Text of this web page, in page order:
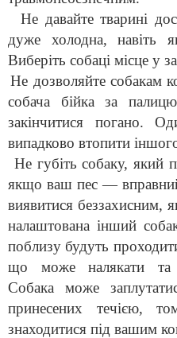
Не давайте тварині
дуже холодна, навіть
Виберіть собаці місце у
Не дозволяйте собакам
собача бійка за
закінчитися погано.
випадково втопити
Не губіть собаку, який
якщо ваш пес —
виявитися беззахисним,
налаштована інший
поблизу будуть
що може налякати та
Собака може
принесених течією,
знаходитися під вашим